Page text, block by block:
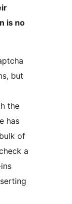
is no
but
the
has
of
a